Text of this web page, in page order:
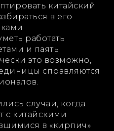
китайский
в его
работать
и паять
это возможно,
справляются
случаи, когда
с китайскими
в «кирпич»